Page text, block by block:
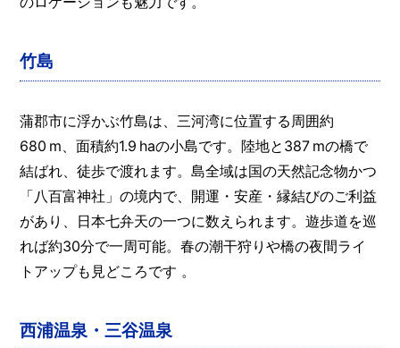
竹島
蒲郡市に浮かぶ竹島は、三河湾に位置する周囲約
680 m、面積約1.9 haの小島です。陸地と387 mの橋で
結ばれ、徒歩で渡れます。島全域は国の天然記念物かつ
「八百富神社」の境内で、開運・安産・縁結びのご利益
があり、日本七弁天の一つに数えられます。遊歩道を巡
れば約30分で一周可能。春の潮干狩りや橋の夜間ライ
トアップも見どころです 。
西浦温泉・三谷温泉